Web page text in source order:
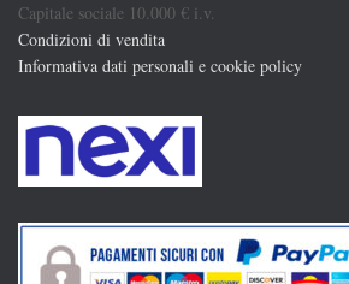
Capitale sociale 10.000 € i.v.
Condizioni di vendita
Informativa dati personali e cookie policy